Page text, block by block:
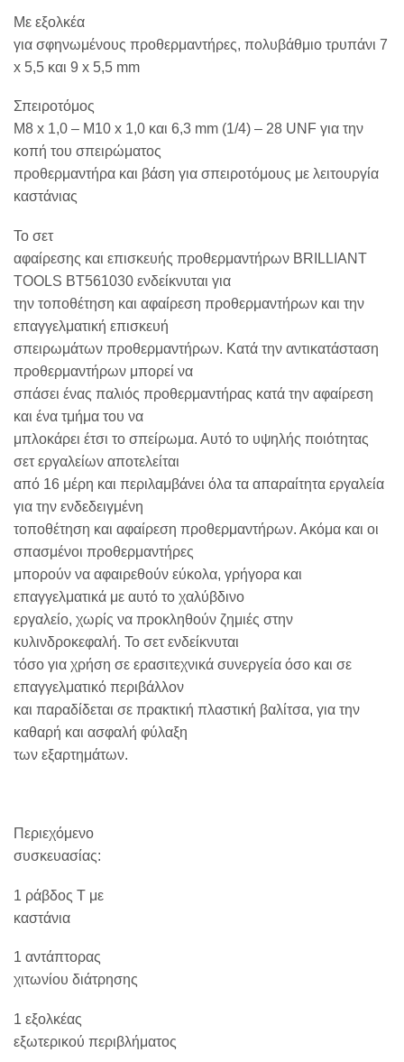
Με εξολκέα
για σφηνωμένους προθερμαντήρες, πολυβάθμιο τρυπάνι 7
x 5,5 και 9 x 5,5 mm
Σπειροτόμος
M8 x 1,0 – M10 x 1,0 και 6,3 mm (1/4) – 28 UNF για την
κοπή του σπειρώματος
προθερμαντήρα και βάση για σπειροτόμους με λειτουργία
καστάνιας
Το σετ
αφαίρεσης και επισκευής προθερμαντήρων BRILLIANT
TOOLS BT561030 ενδείκνυται για
την τοποθέτηση και αφαίρεση προθερμαντήρων και την
επαγγελματική επισκευή
σπειρωμάτων προθερμαντήρων. Κατά την αντικατάσταση
προθερμαντήρων μπορεί να
σπάσει ένας παλιός προθερμαντήρας κατά την αφαίρεση
και ένα τμήμα του να
μπλοκάρει έτσι το σπείρωμα. Αυτό το υψηλής ποιότητας
σετ εργαλείων αποτελείται
από 16 μέρη και περιλαμβάνει όλα τα απαραίτητα εργαλεία
για την ενδεδειγμένη
τοποθέτηση και αφαίρεση προθερμαντήρων. Ακόμα και οι
σπασμένοι προθερμαντήρες
μπορούν να αφαιρεθούν εύκολα, γρήγορα και
επαγγελματικά με αυτό το χαλύβδινο
εργαλείο, χωρίς να προκληθούν ζημιές στην
κυλινδροκεφαλή. Το σετ ενδείκνυται
τόσο για χρήση σε ερασιτεχνικά συνεργεία όσο και σε
επαγγελματικό περιβάλλον
και παραδίδεται σε πρακτική πλαστική βαλίτσα, για την
καθαρή και ασφαλή φύλαξη
των εξαρτημάτων.
Περιεχόμενο
συσκευασίας:
1 ράβδος T με
καστάνια
1 αντάπτορας
χιτωνίου διάτρησης
1 εξολκέας
εξωτερικού περιβλήματος